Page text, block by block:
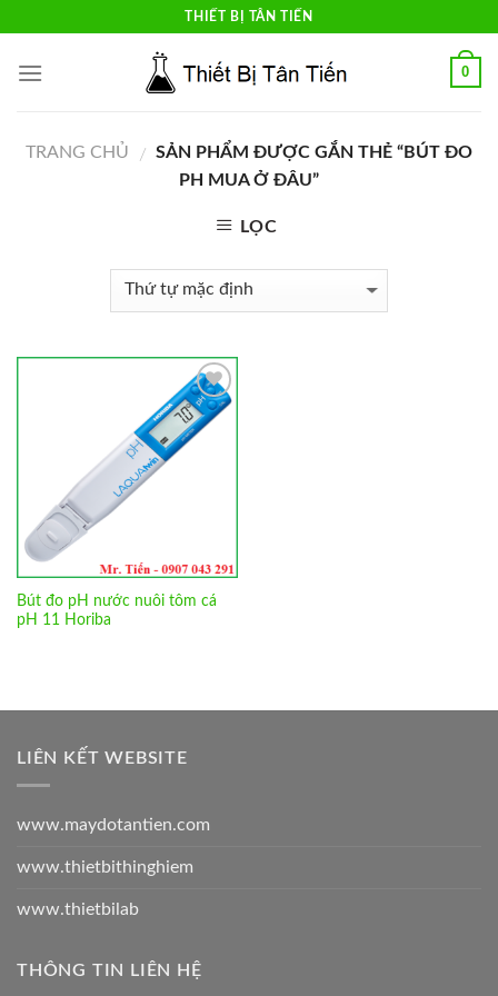
content
THIẾT BỊ TÂN TIẾN
0
TRANG CHỦ / SẢN PHẨM ĐƯỢC GẮN THẺ “BÚT ĐO
PH MUA Ở ĐÂU”
LỌC
Add to
Wishlist
Bút đo pH nước nuôi tôm cá
pH 11 Horiba
LIÊN KẾT WEBSITE
www.maydotantien.com
www.thietbithinghiem
www.thietbilab
THÔNG TIN LIÊN HỆ